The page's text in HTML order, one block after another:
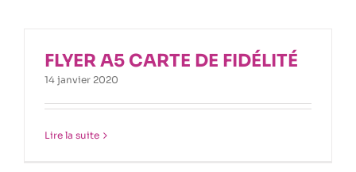
FLYER A5 CARTE DE FIDÉLITÉ
14 janvier 2020
Lire la suite